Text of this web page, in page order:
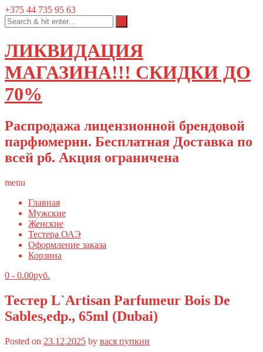
+375 44 735 95 63
ЛИКВИДАЦИЯ
МАГАЗИНА!!! СКИДКИ ДО
70%
Распродажа лицензионной брендовой
парфюмерии. Бесплатная Доставка по
всей рб. Акция ограничена
menu
Главная
Мужские
Женские
Тестера ОАЭ
Оформление заказа
Корзина
0 - 0.00руб.
Тестер L`Artisan Parfumeur Bois De
Sables,edp., 65ml (Dubai)
Posted on 23.12.2025 by вася пупкин